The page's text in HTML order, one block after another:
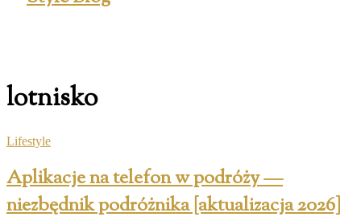
lotnisko
Lifestyle
Aplikacje na telefon w podróży —
niezbędnik podróżnika [aktualizacja 2026]